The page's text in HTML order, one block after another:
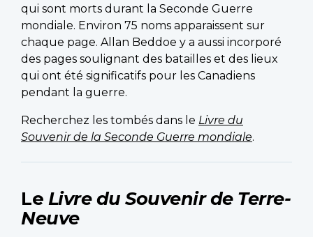
qui sont morts durant la Seconde Guerre
mondiale. Environ 75 noms apparaissent sur
chaque page. Allan Beddoe y a aussi incorporé
des pages soulignant des batailles et des lieux
qui ont été significatifs pour les Canadiens
pendant la guerre.
Recherchez les tombés dans le Livre du
Souvenir de la Seconde Guerre mondiale.
Le Livre du Souvenir de Terre-
Neuve